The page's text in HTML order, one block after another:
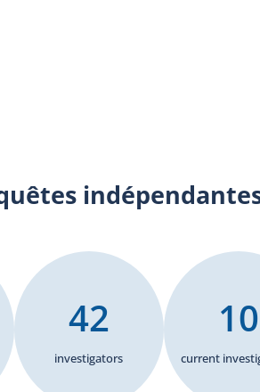
investigators
42
current
10